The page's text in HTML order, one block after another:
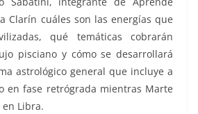
Clarín cuáles son las energías que
qué temáticas cobrarán
pisciano y cómo se desarrollará
astrológico general que incluye a
en fase retrógrada mientras Marte
Libra.